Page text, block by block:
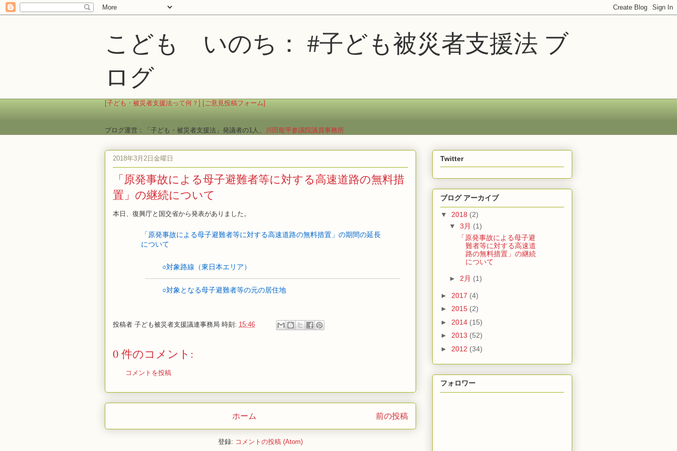
こども いのち： #子ども被災者支援法 ブ
ログ
[子ども・被災者支援法って何？] [ご意見投稿フォーム]
ブログ運営：「子ども・被災者支援法」発議者の1人、 川田龍平参議院議員事務所
2018年3月2日金曜日
「原発事故による母子避難者等に対する高速道路の無料措
置」の継続について
本日、復興庁と国交省から発表がありました。
「原発事故による母子避難者等に対する高速道路の無料措置」の期間の延長
について
○対象路線（東日本エリア）
○対象となる母子避難者等の元の居住地
投稿者 子ども被災者支援議連事務局 時刻: 15:46
0 件のコメント:
コメントを投稿
前の投稿
ホーム
登録: コメントの投稿 (Atom)
Twitter
ブログ アーカイブ
▼ 2018 (2)
▼ 3月 (1)
「原発事故による母子避
難者等に対する高速道
路の無料措置」の継続
について
► 2月 (1)
► 2017 (4)
► 2015 (2)
► 2014 (15)
► 2013 (52)
► 2012 (34)
フォロワー